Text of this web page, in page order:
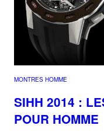
MONTRES HOMME
SIHH 2014 :
POUR HOMME